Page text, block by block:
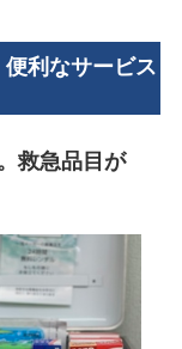
利なサービス
救急品目が